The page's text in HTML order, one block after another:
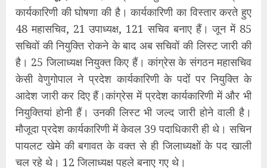
कार्यकारिणी की घोषणा की है। कार्यकारिणी का विस्तार करते हुए
48 महासचिव, 21 उपाध्यक्ष, 121 सचिव बनाए हैं। जून में 85
सचिवों की नियुक्ति रोकने के बाद अब सचिवों की लिस्ट जारी की
है। 25 जिलाध्यक्ष नियुक्त किए हैं। कांग्रेस के संगठन महासचिव
केसी वेणुगोपाल ने प्रदेश कार्यकारिणी के पदोंं पर नियुक्ति के
आदेश जारी कर दिए हैं।कांग्रेस में प्रदेश कार्यकारिणी में और भी
नियुक्तियां होनी हैं। उनकी लिस्ट भी जल्द जारी होने वाली है।
मौजूदा प्रदेश कार्यकारिणी में केवल 39 पदाधिकारी ही थे। सचिन
पायलट खेमे की बगावत के वक्त से ही जिलाध्यक्षों के पद खाली
चल रहे थे। 12 जिलाध्यक्ष पहले बनाए गए थे।